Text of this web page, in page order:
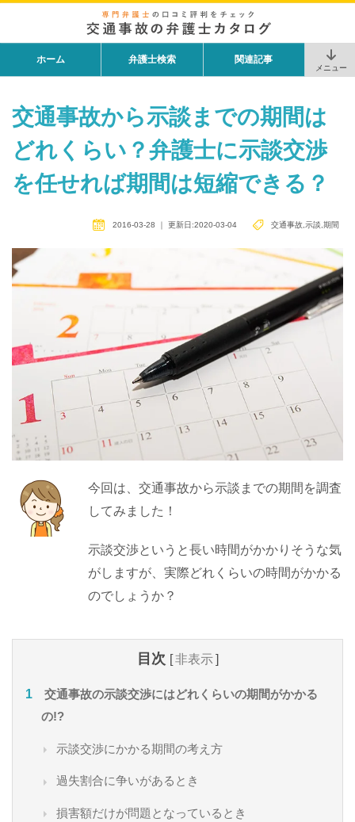
ホーム 弁護士検索 関連記事
メニュー
交通事故から示談までの期間は
どれくらい？弁護士に示談交渉
を任せれば期間は短縮できる？
｜ 更新日:2020-03-04 交通事故 , 示談 期間
今回は、交通事故から示談までの期間を調査
してみました！
示談交渉というと長い時間がかかりそうな気
がしますが、実際どれくらいの時間がかかる
のでしょうか？
目次 [非表示]
交通事故の示談交渉にはどれくらいの期間がかかる
の!?
示談交渉にかかる期間の考え方
過失割合に争いがあるとき
損害額だけが問題となっているとき